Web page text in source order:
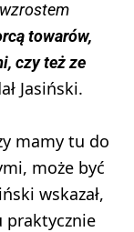
towarów,
czy też ze
Jasiński.
mamy tu do
może być
wskazał,
praktycznie